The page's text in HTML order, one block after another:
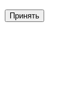
Принять